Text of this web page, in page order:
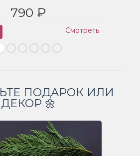
790 ₽
Смотреть
ПОДАРОК ИЛИ
ДЕКОР 🌼